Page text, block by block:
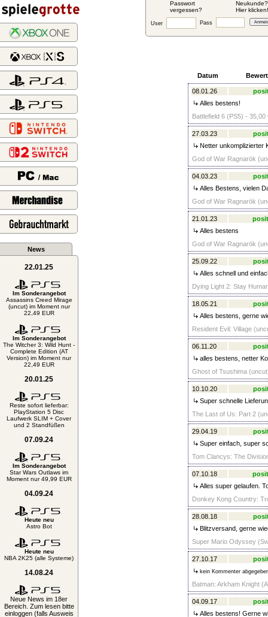
Passwort
vergessen?
Neukunde?
Hier klicken!
User Pass
News
22.01.25
Im Sonderangebot
Assassins Creed Mirage
(uncut) im Moment nur
22,49 EUR
Im Sonderangebot
The Witcher 3: Wild Hunt -
Complete Edition (AT
Version) im Moment nur
22,49 EUR
20.01.25
Reste sofort lieferbar:
PlayStation 5 Disc
Laufwerk SLIM + Cover
und 2 Standfüßen
07.09.24
Im Sonderangebot
Star Wars Outlaws im
Moment nur 49,99 EUR
04.09.24
Heute neu
Astro Bot
Heute neu
NBA 2K25 (alle Systeme)
14.08.24
Neue News im 18er
Bereich. Zum lesen bitte
einloggen (falls Ausweis
Datum
08.01.26
Alles bestens!
Battlefield 6 (PS5) - 35,00
27.03.23
Netter unkomplizierter
God of War Ragnarök
04.03.23
Alles Bestens, vielen
God of War Ragnarök
21.01.23
Alles bestens
God of War Ragnarök
25.09.22
Alles schnell und
Dying Light 2: Stay
18.05.21
Alles bestens, gerne
Resident Evil: Village
06.11.20
alles bestens, netter
Ghost of Tsushima
10.10.20
Super schnelle
The Last of Us: Part 2
29.04.19
Super einfach, super
Tom Clancys: The
07.10.18
Alles super gelaufen.
Donkey Kong Country:
28.08.18
Blitzversand, gerne
Super Mario Odyssey
27.10.17
kein Kommenter
Batman: Arkham Knight
04.09.17
Alles bestens! Gerne